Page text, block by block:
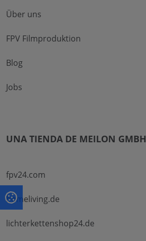
Über uns
FPV Filmproduktion
Blog
Jobs
UNA TIENDA DE MEILON GMBH
fpv24.com
homeliving.de
lichterkettenshop24.de